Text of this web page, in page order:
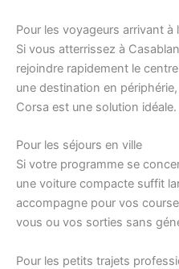
Pour les voyageurs arrivant à
Si vous atterrissez à
rejoindre rapidement le
une destination en
Corsa est une solution idéale.
Pour les séjours en ville
Si votre programme se
une voiture compacte suffit
accompagne pour vos
vous ou vos sorties sans
Pour les petits trajets